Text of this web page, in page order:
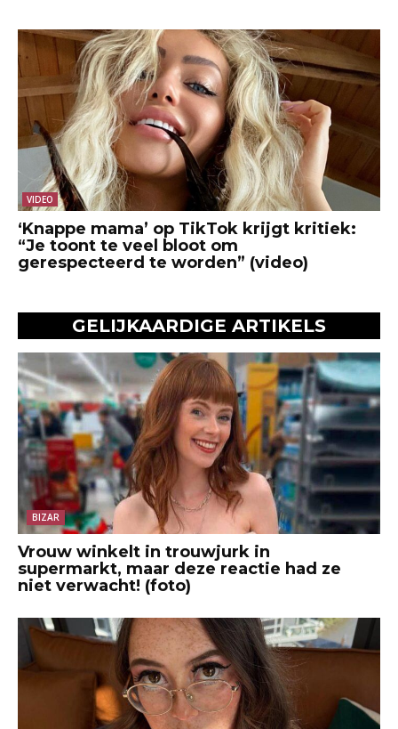
VIDEO
‘Knappe mama’ op TikTok krijgt kritiek:
“Je toont te veel bloot om
gerespecteerd te worden” (video)
GELIJKAARDIGE ARTIKELS
BIZAR
Vrouw winkelt in trouwjurk in
supermarkt, maar deze reactie had ze
niet verwacht! (foto)